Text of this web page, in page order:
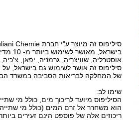
סיליפוס זה מיוצר ע"י חברת Chemie
בישראל, מאושר לשימוש ביותר מ- 10
אוסטרליה, שוויצריה, גרמניה, יפאן, צ'כיה,
סיליפוס זה אושר לשימוש גם בישראל, על
של המחלקה לבריאות הסביבה במשרד
שימו לב:
הסיליפוס מיועד לריכוך מים, כולל מי
הוא משחרר אל זרם המים (כולל מי
ריכוזים אלה של פוספט הינם זעירים